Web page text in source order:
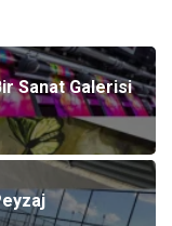
Sanat Galerisi